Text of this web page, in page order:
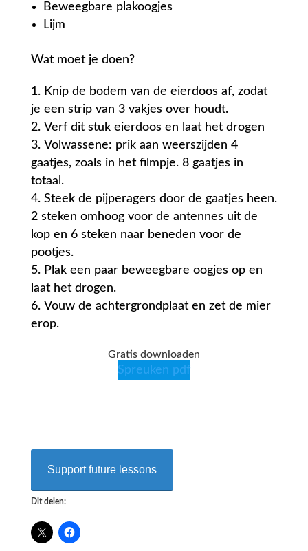
Beweegbare plakoogjes
Lijm
Wat moet je doen?
Knip de bodem van de eierdoos af, zodat
je een strip van 3 vakjes over houdt.
Verf dit stuk eierdoos en laat het drogen
Volwassene: prik aan weerszijden 4
gaatjes, zoals in het filmpje. 8 gaatjes in
totaal.
Steek de pijperagers door de gaatjes heen.
2 steken omhoog voor de antennes uit de
kop en 6 steken naar beneden voor de
pootjes.
Plak een paar beweegbare oogjes op en
laat het drogen.
Vouw de achtergrondplaat en zet de mier
erop.
Gratis downloaden
Spreuken pdf
Support future lessons
Dit delen: